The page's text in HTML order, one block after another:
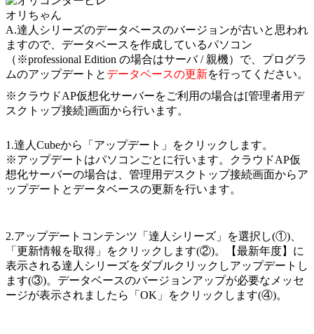
オリちゃん
A.達人シリーズのデータベースのバージョンが古いと思われ
ますので、データベースを作成しているパソコン
（※professional Edition の場合はサーバ / 親機）で、プログラ
ムのアップデートと データベースの更新を行ってください。
※クラウドAP仮想化サーバーをご利用の場合は[管理者用デ
スクトップ接続]画面から行います。
1.達人Cubeから「アップデート」をクリックします。
※アップデートはパソコンごとに行います。クラウドAP仮
想化サーバーの場合は、管理用デスクトップ接続画面からア
ップデートとデータベースの更新を行います。
2.アップデートコンテンツ「達人シリーズ」を選択し(①)、
「更新情報を取得」をクリックします(②)。【最新年度】に
表示される達人シリーズをダブルクリックしアップデートし
ます(③)。データベースのバージョンアップが必要なメッセ
ージが表示されましたら「OK」をクリックします(④)。